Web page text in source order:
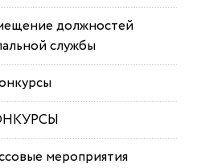
должностей
службы
мероприятия